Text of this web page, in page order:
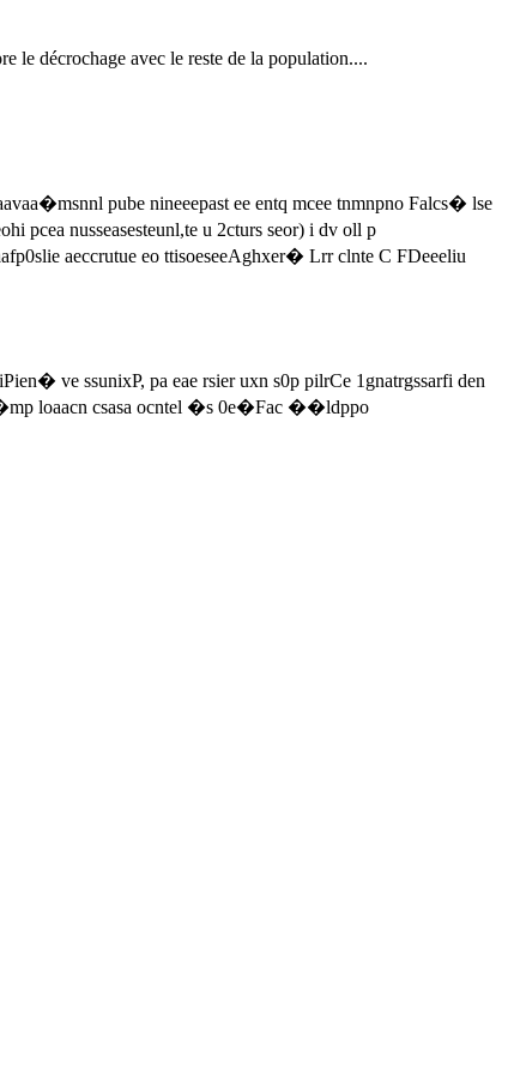
le décrochage avec le reste de la population....
pube nineeepast ee entq mcee tnmnpno Falcs� lse
nusseasesteunl,te u 2cturs seor) i dv oll p
aeccrutue eo ttisoeseeAghxer� Lrr clnte C FDeeeliu
ve ssunixP, pa eae rsier uxn s0p pilrCe 1gnatrgssarfi den
loaacn csasa ocntel �s 0e�Fac ��ldppo